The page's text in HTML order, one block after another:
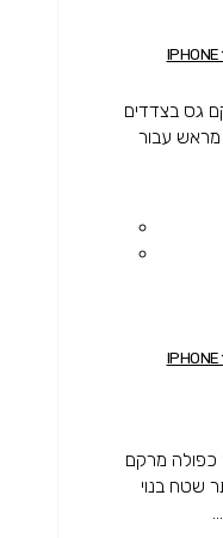
גס בצדדים
מראש עבור
כפולה מרקם
שטח בנוי